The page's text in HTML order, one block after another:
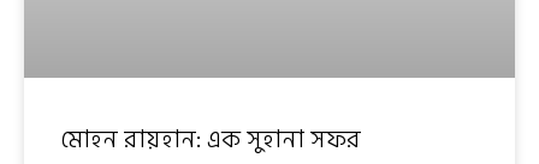
মোহন রায়হান: এক সুহানা সফর